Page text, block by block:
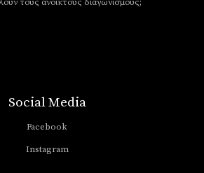
Social Media
Facebook
Instagram